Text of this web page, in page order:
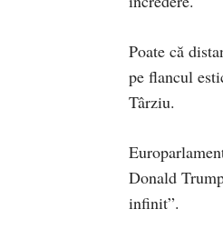
Poate că
pe flancul
Târziu.
Donald
infinit”.